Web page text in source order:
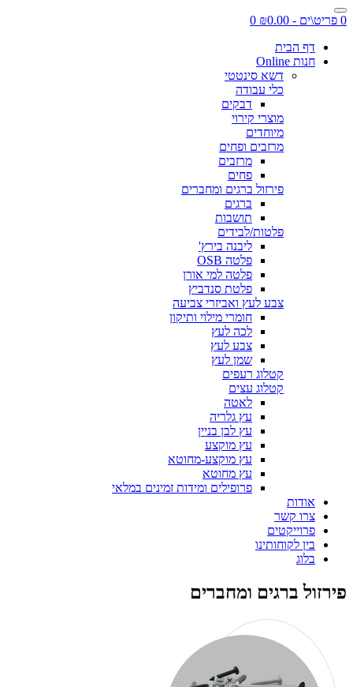
0 פריט\ים - ₪0.00
0
דף הבית
חנות Online
דשא סינטטי
כלי עבודה
דבקים
מוצרי קירוי
מיוחדים
מרזבים ופחים
מרזבים
פחים
פירזול ברגים ומחברים
ברגים
תושבות
פלטות/לבידים
ליבנה בירץ'
פלטה OSB
פלטה למי אורן
פלטת סנדביץ
צבע לעץ ואביזרי צביעה
חומרי מילוי ותיקון
לכה לעץ
צבע לעץ
שמן לעץ
קטלוג רעפים
קטלוג עצים
לאטה
עץ גלריה
עץ לבן בניין
עץ מוקצע
עץ מוקצע-מחוטא
עץ מחוטא
פרופילים ומידות זמינים במלאי
אודות
צרו קשר
פרוייקטים
בין לקוחותינו
בלוג
פירזול ברגים ומחברים